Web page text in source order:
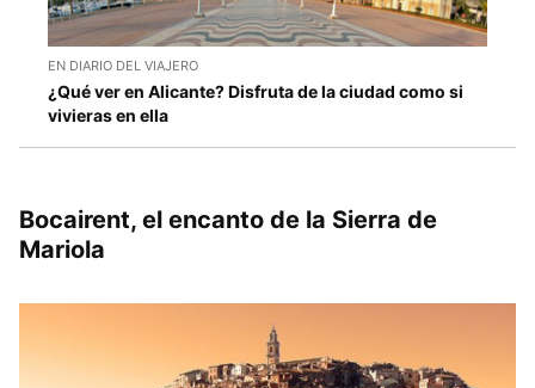
EN DIARIO DEL VIAJERO
¿Qué ver en Alicante? Disfruta de la ciudad como si
vivieras en ella
Bocairent, el encanto de la Sierra de
Mariola